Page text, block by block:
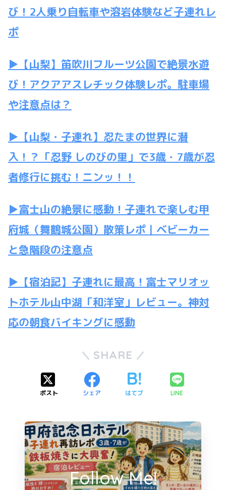
び！2人乗り自転車や溶岩体験など子連れレ
ポ
▶【山梨】笛吹川フルーツ公園で絶景水遊
び！アクアアスレチック体験レポ。駐車場
や注意点は？
▶【山梨・子連れ】忍たまの世界に潜
入！？「忍野 しのびの里」で3歳・7歳が忍
者修行に挑む！ニンッ！！
▶富士山の絶景に感動！子連れで楽しむ甲
府城（舞鶴城公園）散策レポ｜ベビーカー
と急階段の注意点
▶【宿泊記】子連れに最高！富士マリオッ
トホテル山中湖「和洋室」レビュー。神対
応の朝食バイキングに感動
SHARE
ポスト シェア はてブ LINE
Follow Me!